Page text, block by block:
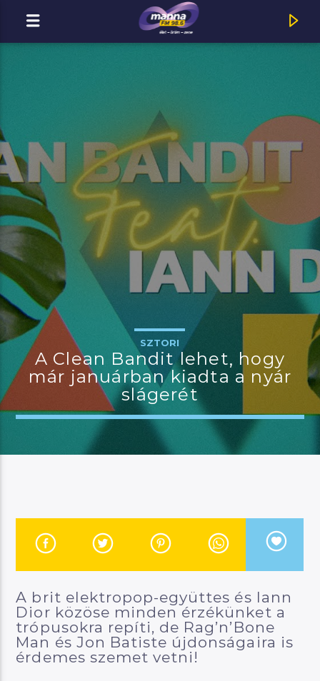
MOST ADÁSBAN
MannaFM
Unisex : Eltévedtem
JELENLEGI MŰSOR
MANNA DÉLUTÁN
14:00
Manna FM
SZTORI
A Clean Bandit lehet, hogy
már januárban kiadta a nyár
slágerét
A brit elektropop-együttes és Iann
Dior közöse minden érzékünket a
trópusokra repíti, de Rag’n’Bone
Man és Jon Batiste újdonságaira is
érdemes szemet vetni!